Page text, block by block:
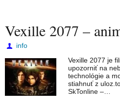
Vexille 2077 –
info
Vexille 2077 je
upozorniť na
technológie a
stiahnuť z
SkTonline –…